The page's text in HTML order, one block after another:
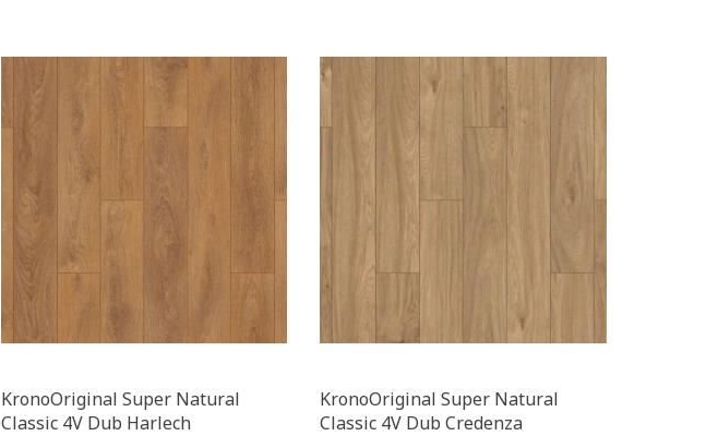
KronoOriginal Super Natural
Classic 4V Dub Harlech
KronoOriginal Super Natural
Classic 4V Dub Credenza